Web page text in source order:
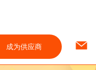
成为供应商